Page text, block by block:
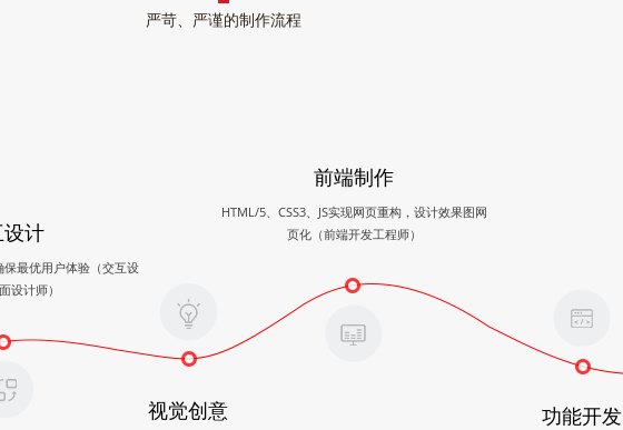
严苛、严谨的制作流程
计
最优用户体验（交互设
设计师）
视觉创意
前端制作
HTML/5、CSS3、JS实现网页重构，设计效果图网
页化（前端开发工程师）
功能开发